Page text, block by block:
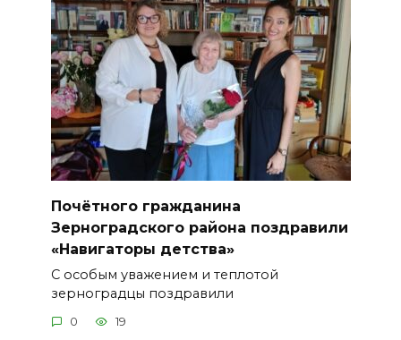
Почётного гражданина
Зерноградского района поздравили
«Навигаторы детства»
С особым уважением и теплотой
зерноградцы поздравили
0 19